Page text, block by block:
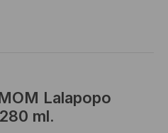
Lalapopo
ml.